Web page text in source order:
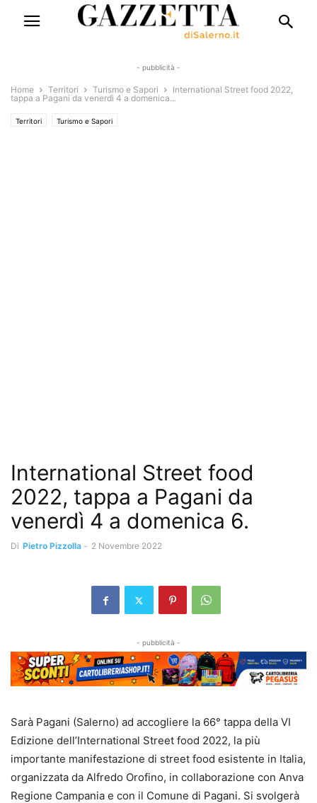
- pubblicità -
Home Territori Turismo e Sapori
International Street food 2022,
tappa a Pagani da venerdì 4 a domenica...
Territori Turismo e Sapori
International Street food
2022, tappa a Pagani da
venerdì 4 a domenica 6.
Di Pietro Pizzolla - 2 Novembre 2022
- pubblicità -
Sarà Pagani (Salerno) ad accogliere la 66° tappa della VI
Edizione dell’International Street food 2022, la più
importante manifestazione di street food esistente in Italia,
organizzata da Alfredo Orofino, in collaborazione con Anva
Regione Campania e con il Comune di Pagani. Si svolgerà